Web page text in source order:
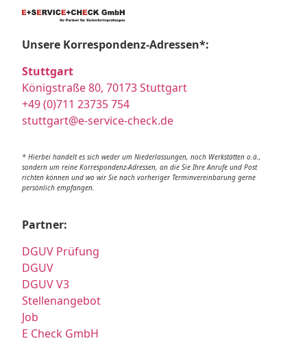
Unsere Korrespondenz-Adressen*:
Stuttgart
Königstraße 80, 70173 Stuttgart
+49 (0)711 23735 754
stuttgart@e-service-check.de
* Hierbei handelt es sich weder um Niederlassungen, noch Werkstätten o.ä.,
sondern um reine Korrespondenz-Adressen, an die Sie Ihre Anrufe und Post
richten können und wo wir Sie nach vorheriger Terminvereinbarung gerne
persönlich empfangen.
Partner:
DGUV Prüfung
DGUV
DGUV V3
Stellenangebot
Job
E Check GmbH